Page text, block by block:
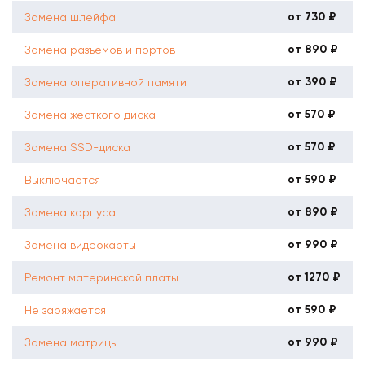
Замена шлейфа от 730 ₽
Замена разъемов и портов от 890 ₽
Замена оперативной памяти от 390 ₽
Замена жесткого диска от 570 ₽
Замена SSD-диска от 570 ₽
Выключается от 590 ₽
Замена корпуса от 890 ₽
Замена видеокарты от 990 ₽
Ремонт материнской платы от 1270 ₽
Не заряжается от 590 ₽
Замена матрицы от 990 ₽